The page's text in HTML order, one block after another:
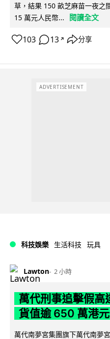
草，結果 150 畝芝麻苗一夜之
15 萬元人民幣...
閱讀全文
103 13 ↗ 分享
ADVERTISEMENT
科技娛樂 生活科技 玩具
Lawton 2 小時
萬代刑事追擊假高
貨值逾 650 萬港
萬代南夢宮集團旗下萬代南夢